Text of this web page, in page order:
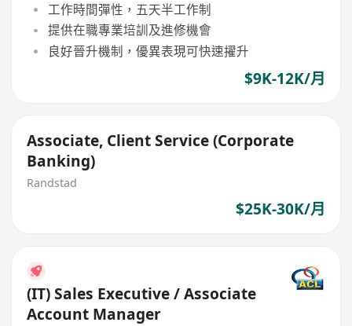
工作時間彈性，五天半工作制
提供在職專業培訓及進修機會
良好晉升機制，優異表現可快速擢升
$9K-12K/月
Associate, Client Service (Corporate
Banking)
Randstad
$25K-30K/月
(IT) Sales Executive / Associate
Account Manager